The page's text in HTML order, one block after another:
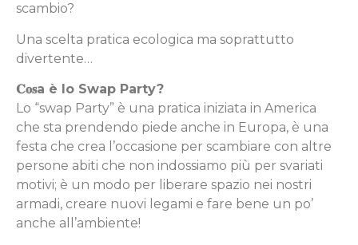
scambio?
Una scelta pratica ecologica ma soprattutto
divertente…
𝐂𝐨𝐬a è lo Swap Party?
Lo “swap Party” è una pratica iniziata in America
che sta prendendo piede anche in Europa, è una
festa che crea l’occasione per scambiare con altre
persone abiti che non indossiamo più per svariati
motivi; è un modo per liberare spazio nei nostri
armadi, creare nuovi legami e fare bene un po’
anche all’ambiente!